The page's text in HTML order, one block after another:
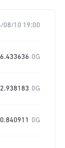
08/10 19:00
6.433636 0G
0G
0G